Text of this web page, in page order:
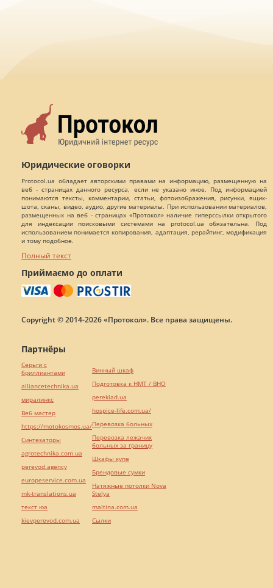
Юридические оговорки
Protocol.ua обладает авторскими правами на информацию, размещенную на
веб - страницах данного ресурса, если не указано иное. Под информацией
понимаются тексты, комментарии, статьи, фотоизображения, рисунки, ящик-
шота, сканы, видео, аудио, другие материалы. При использовании материалов,
размещенных на веб - страницах «Протокол» наличие гиперссылки открытого
для индексации поисковыми системами на protocol.ua обязательна. Под
использованием понимается копирования, адаптация, рерайтинг, модификация
и тому подобное.
Полный текст
Приймаємо до оплати
Copyright © 2014-2026 «Протокол». Все права защищены.
Партнёры
Серьги с
бриллиантами
alliancetechnika.ua
миралинкс
Веб мастер
https://motokosmos.ua/
Синтезаторы
agrotechnika.com.ua
perevod.agency
europeservice.com.ua
mk-translations.ua
текст юа
kievperevod.com.ua
Винный шкаф
Подготовка к НМТ / ВНО
pereklad.ua
hospice-life.com.ua/
Перевозка больных
Перевозка лежачих
больных за границу
Шкафы купе
Брендовые сумки
Натяжные потолки Nova
Stelya
maltina.com.ua
Cылки